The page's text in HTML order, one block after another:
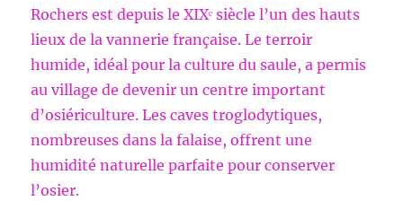
Rochers est depuis le XIXᵉ siècle l’un des hauts
lieux de la vannerie française. Le terroir
humide, idéal pour la culture du saule, a permis
au village de devenir un centre important
d’osiériculture. Les caves troglodytiques,
nombreuses dans la falaise, offrent une
humidité naturelle parfaite pour conserver
l’osier.